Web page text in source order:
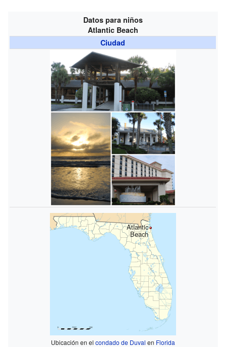
Datos para niños
Atlantic Beach
Ciudad
Atlantic
Beach
Ubicación en el condado de Duval en Florida